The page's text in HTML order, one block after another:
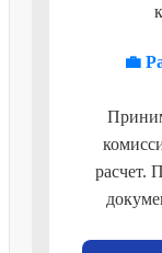
💼
расчет.